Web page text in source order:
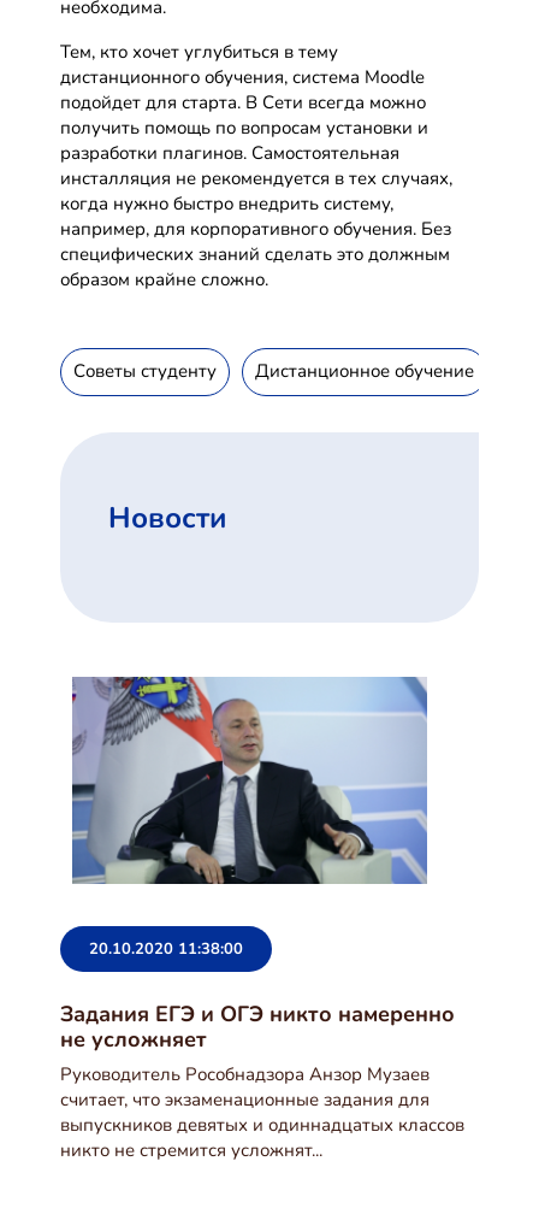
необходима.
Тем, кто хочет углубиться в тему
дистанционного обучения, система Moodle
подойдет для старта. В Сети всегда можно
получить помощь по вопросам установки и
разработки плагинов. Самостоятельная
инсталляция не рекомендуется в тех случаях,
когда нужно быстро внедрить систему,
например, для корпоративного обучения. Без
специфических знаний сделать это должным
образом крайне сложно.
Советы студенту Дистанционное обучение
Новости
20.10.2020 11:38:00
Задания ЕГЭ и ОГЭ никто намеренно
не усложняет
Руководитель Рособнадзора Анзор Музаев
считает, что экзаменационные задания для
выпускников девятых и одиннадцатых классов
никто не стремится усложнят...